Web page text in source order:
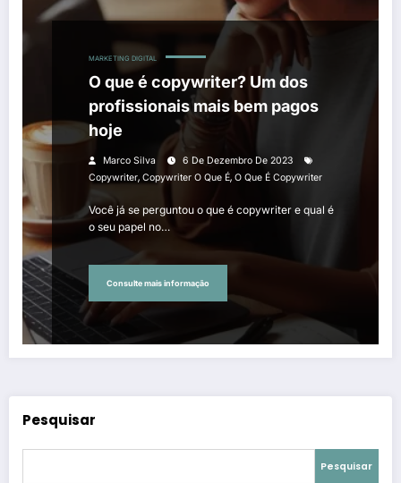
MARKETING DIGITAL
O que é copywriter? Um dos
profissionais mais bem pagos
hoje
Marco Silva
6 De Dezembro De 2023
Copywriter, Copywriter O Que É, O Que É Copywriter
Você já se perguntou o que é copywriter e qual é
o seu papel no…
Consulte mais informação
Pesquisar
Pesquisar